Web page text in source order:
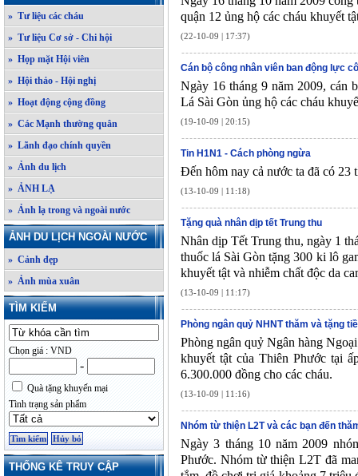
» Tư liệu các cháu
» Tư liệu Cơ sở - Chi hội
» Họp mặt Hội viên
» Hội thảo - Hội nghị
» Hoạt động cộng đồng
» Các Mạnh thường quân
» Lãnh đạo chính quyền
» Ảnh du lịch
» ẢNH LẠ
» Ảnh lạ trong và ngoài nước
ẢNH DU LỊCH NGOÀI NƯỚC
» Cảnh đẹp
» Ảnh mùa xuân
TÌM KIẾM
Chọn giá : VND
-
Quà tặng khuyến mại
Tình trạng sản phẩm
THỐNG KÊ TRUY CẬP
quận 12 ủng hộ các cháu khuyết
(22-10-09 | 17:37)
Cán bộ công nhân viên ban động lực
Ngày 16 tháng 9 năm 2009, cán
Lá Sài Gòn ủng hộ các cháu
(19-10-09 | 20:15)
Tin H1N1 - Cách phòng ngừa
Đến hôm nay cả nước ta đã có 23
(13-10-09 | 11:18)
Tặng quà nhân dịp tết Trung thu
Nhân dịp Tết Trung thu, ngày 1
thuốc lá Sài Gòn tặng 300 ki lô
khuyết tật và nhiễm chất độc da
(13-10-09 | 11:17)
Phòng ngân quỷ NHNT thăm và tặng
Phòng ngân quỷ Ngân hàng
khuyết tật của Thiên Phước tại
6.300.000 đồng cho các cháu.
(13-10-09 | 11:16)
Nhóm từ thiện L2T và các bạn đến
Ngày 3 tháng 10 năm 2009
Phước. Nhóm từ thiện L2T đã